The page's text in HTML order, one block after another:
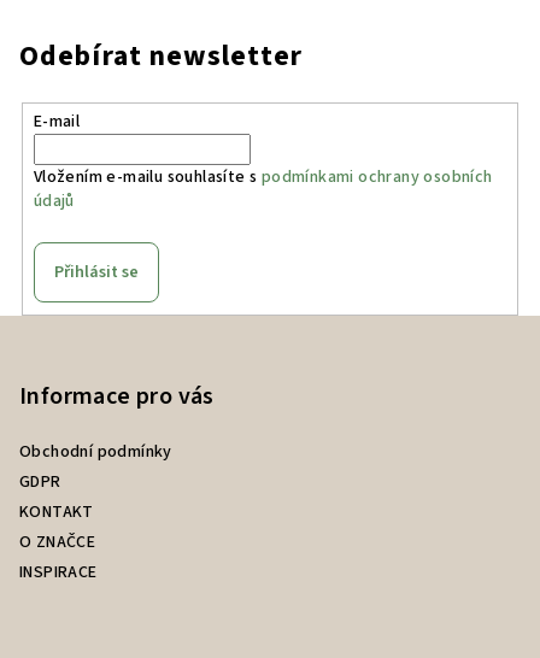
Odebírat newsletter
E-mail
Vložením e-mailu souhlasíte s podmínkami ochrany osobních
údajů
Přihlásit se
Informace pro vás
Obchodní podmínky
GDPR
KONTAKT
O ZNAČCE
INSPIRACE